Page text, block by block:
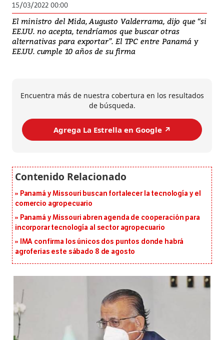
15/03/2022 00:00
El ministro del Mida, Augusto Valderrama, dijo que “si
EE.UU. no acepta, tendríamos que buscar otras
alternativas para exportar”. El TPC entre Panamá y
EE.UU. cumple 10 años de su firma
Encuentra más de nuestra cobertura en los resultados
de búsqueda.
Agrega La Estrella en Google ↗️
Panamá y Missouri buscan fortalecer la tecnología y el
comercio agropecuario
Panamá y Missouri abren agenda de cooperación para
incorporar tecnología al sector agropecuario
IMA confirma los únicos dos puntos donde habrá
agroferias este sábado 8 de agosto